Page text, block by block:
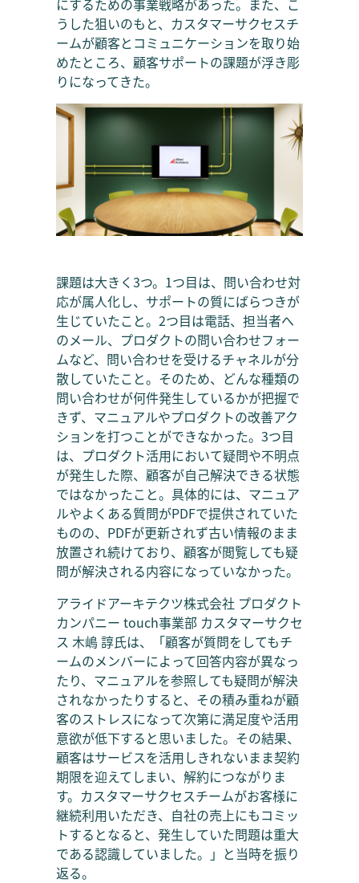
にするための事業戦略があった。また、こ
うした狙いのもと、カスタマーサクセスチ
ームが顧客とコミュニケーションを取り始
めたところ、顧客サポートの課題が浮き彫
りになってきた。
課題は大きく3つ。1つ目は、問い合わせ対
応が属人化し、サポートの質にばらつきが
生じていたこと。2つ目は電話、担当者へ
のメール、プロダクトの問い合わせフォー
ムなど、問い合わせを受けるチャネルが分
散していたこと。そのため、どんな種類の
問い合わせが何件発生しているかが把握で
きず、マニュアルやプロダクトの改善アク
ションを打つことができなかった。3つ目
は、プロダクト活用において疑問や不明点
が発生した際、顧客が自己解決できる状態
ではなかったこと。具体的には、マニュア
ルやよくある質問がPDFで提供されていた
ものの、PDFが更新されず古い情報のまま
放置され続けており、顧客が閲覧しても疑
問が解決される内容になっていなかった。
アライドアーキテクツ株式会社 プロダクト
カンパニー touch事業部 カスタマーサクセ
ス 木嶋 諄氏は、「顧客が質問をしてもチ
ームのメンバーによって回答内容が異なっ
たり、マニュアルを参照しても疑問が解決
されなかったりすると、その積み重ねが顧
客のストレスになって次第に満足度や活用
意欲が低下すると思いました。その結果、
顧客はサービスを活用しきれないまま契約
期限を迎えてしまい、解約につながりま
す。カスタマーサクセスチームがお客様に
継続利用いただき、自社の売上にもコミッ
トするとなると、発生していた問題は重大
である認識していました。」と当時を振り
返る。